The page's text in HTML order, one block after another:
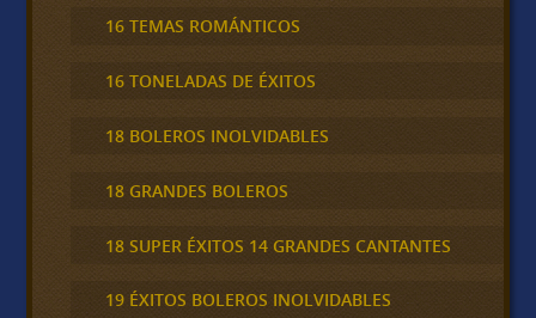
16 TEMAS ROMÁNTICOS
16 TONELADAS DE ÉXITOS
18 BOLEROS INOLVIDABLES
18 GRANDES BOLEROS
18 SUPER ÉXITOS 14 GRANDES CANTANTES
19 ÉXITOS BOLEROS INOLVIDABLES